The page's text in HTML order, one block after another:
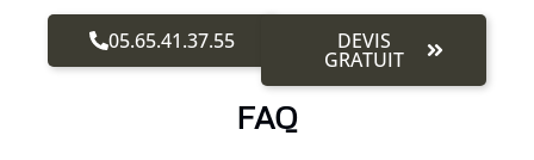
05.65.41.37.55 DEVIS
GRATUIT
FAQ